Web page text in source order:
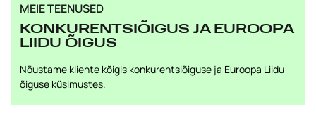
MEIE TEENUSED
KONKURENTSIÕIGUS JA EUROOPA
LIIDU ÕIGUS
Nõustame kliente kõigis konkurentsiõiguse ja Euroopa Liidu
õiguse küsimustes.